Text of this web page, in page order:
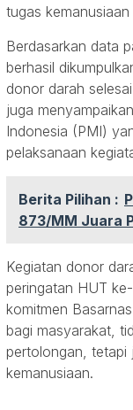
tugas
Berdasarkan data
berhasil
donor darah
juga
Indonesia (PMI)
pelaksanaan
Berita Pilihan :
873/MM Juara
Kegiatan donor
peringatan HUT
komitmen
bagi masyarakat,
pertolongan, tetapi
kemanusiaan.